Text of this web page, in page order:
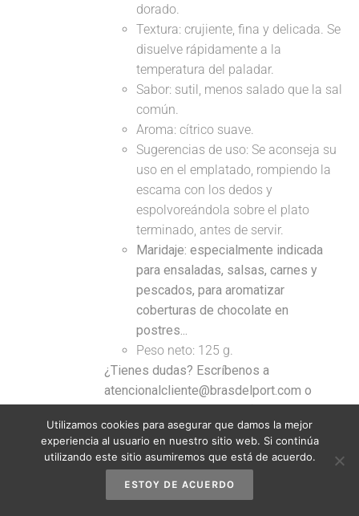
dorado.
Textura: crujiente, fina y delicada. Se
disuelve rápidamente a la
temperatura del paladar.
Sabor: sutil, menos salado que la sal
común.
Aroma: cítrico suave.
Sugerencias de uso: Se aconseja su
uso en el emplatado, rompiendo la
escama con los dedos y
espolvoreándola sobre el plato
terminado, antes de servir.
Maridaje: especialmente indicada
para ensaladas, salsas, carnes y
pescados, para aromatizar
coberturas de chocolate en
postres...
Peso neto: 125 g.
¿Tienes dudas? Escríbenos a
atencionalcliente@brasdelport.com o
viernes de 9 a 17 horas).
Añadir al carrito Detalles
Utilizamos cookies para asegurar que damos la mejor
experiencia al usuario en nuestro sitio web. Si continúa
utilizando este sitio asumiremos que está de acuerdo.
ESTOY DE ACUERDO